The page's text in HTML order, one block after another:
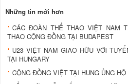
Những tin mới hơn
CÁC ĐOÀN THỂ THAO VIỆT NAM
THAO CỘNG ĐỒNG TẠI BUDAPEST
U23 VIỆT NAM GIAO HỮU VỚI
TẠI HUNGARY
CỘNG ĐỒNG VIỆT TẠI HUNG ỦNG